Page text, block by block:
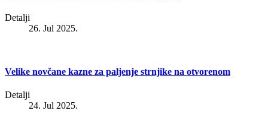
Detalji
26. Jul 2025.
Velike novčane kazne za paljenje strnjike na otvorenom
Detalji
24. Jul 2025.